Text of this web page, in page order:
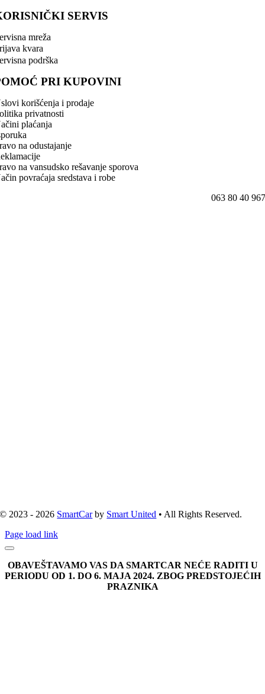
SERVIS
mreža
kvara
podrška
PRI KUPOVINI
korišćenja i prodaje
privatnosti
plaćanja
na odustajanje
na vansudsko rešavanje sporova
povraćaja sredstava i robe
063 80 40 967
© 2023 - 2026 SmartCarby Smart United • All Rights Reserved.
Page load link
OBAVEŠTAVAMO VAS DA SMARTCAR NEĆE RADITI U
PERIODU OD 1. DO 6. MAJA 2024. ZBOG PREDSTOJEĆIH
PRAZNIKA